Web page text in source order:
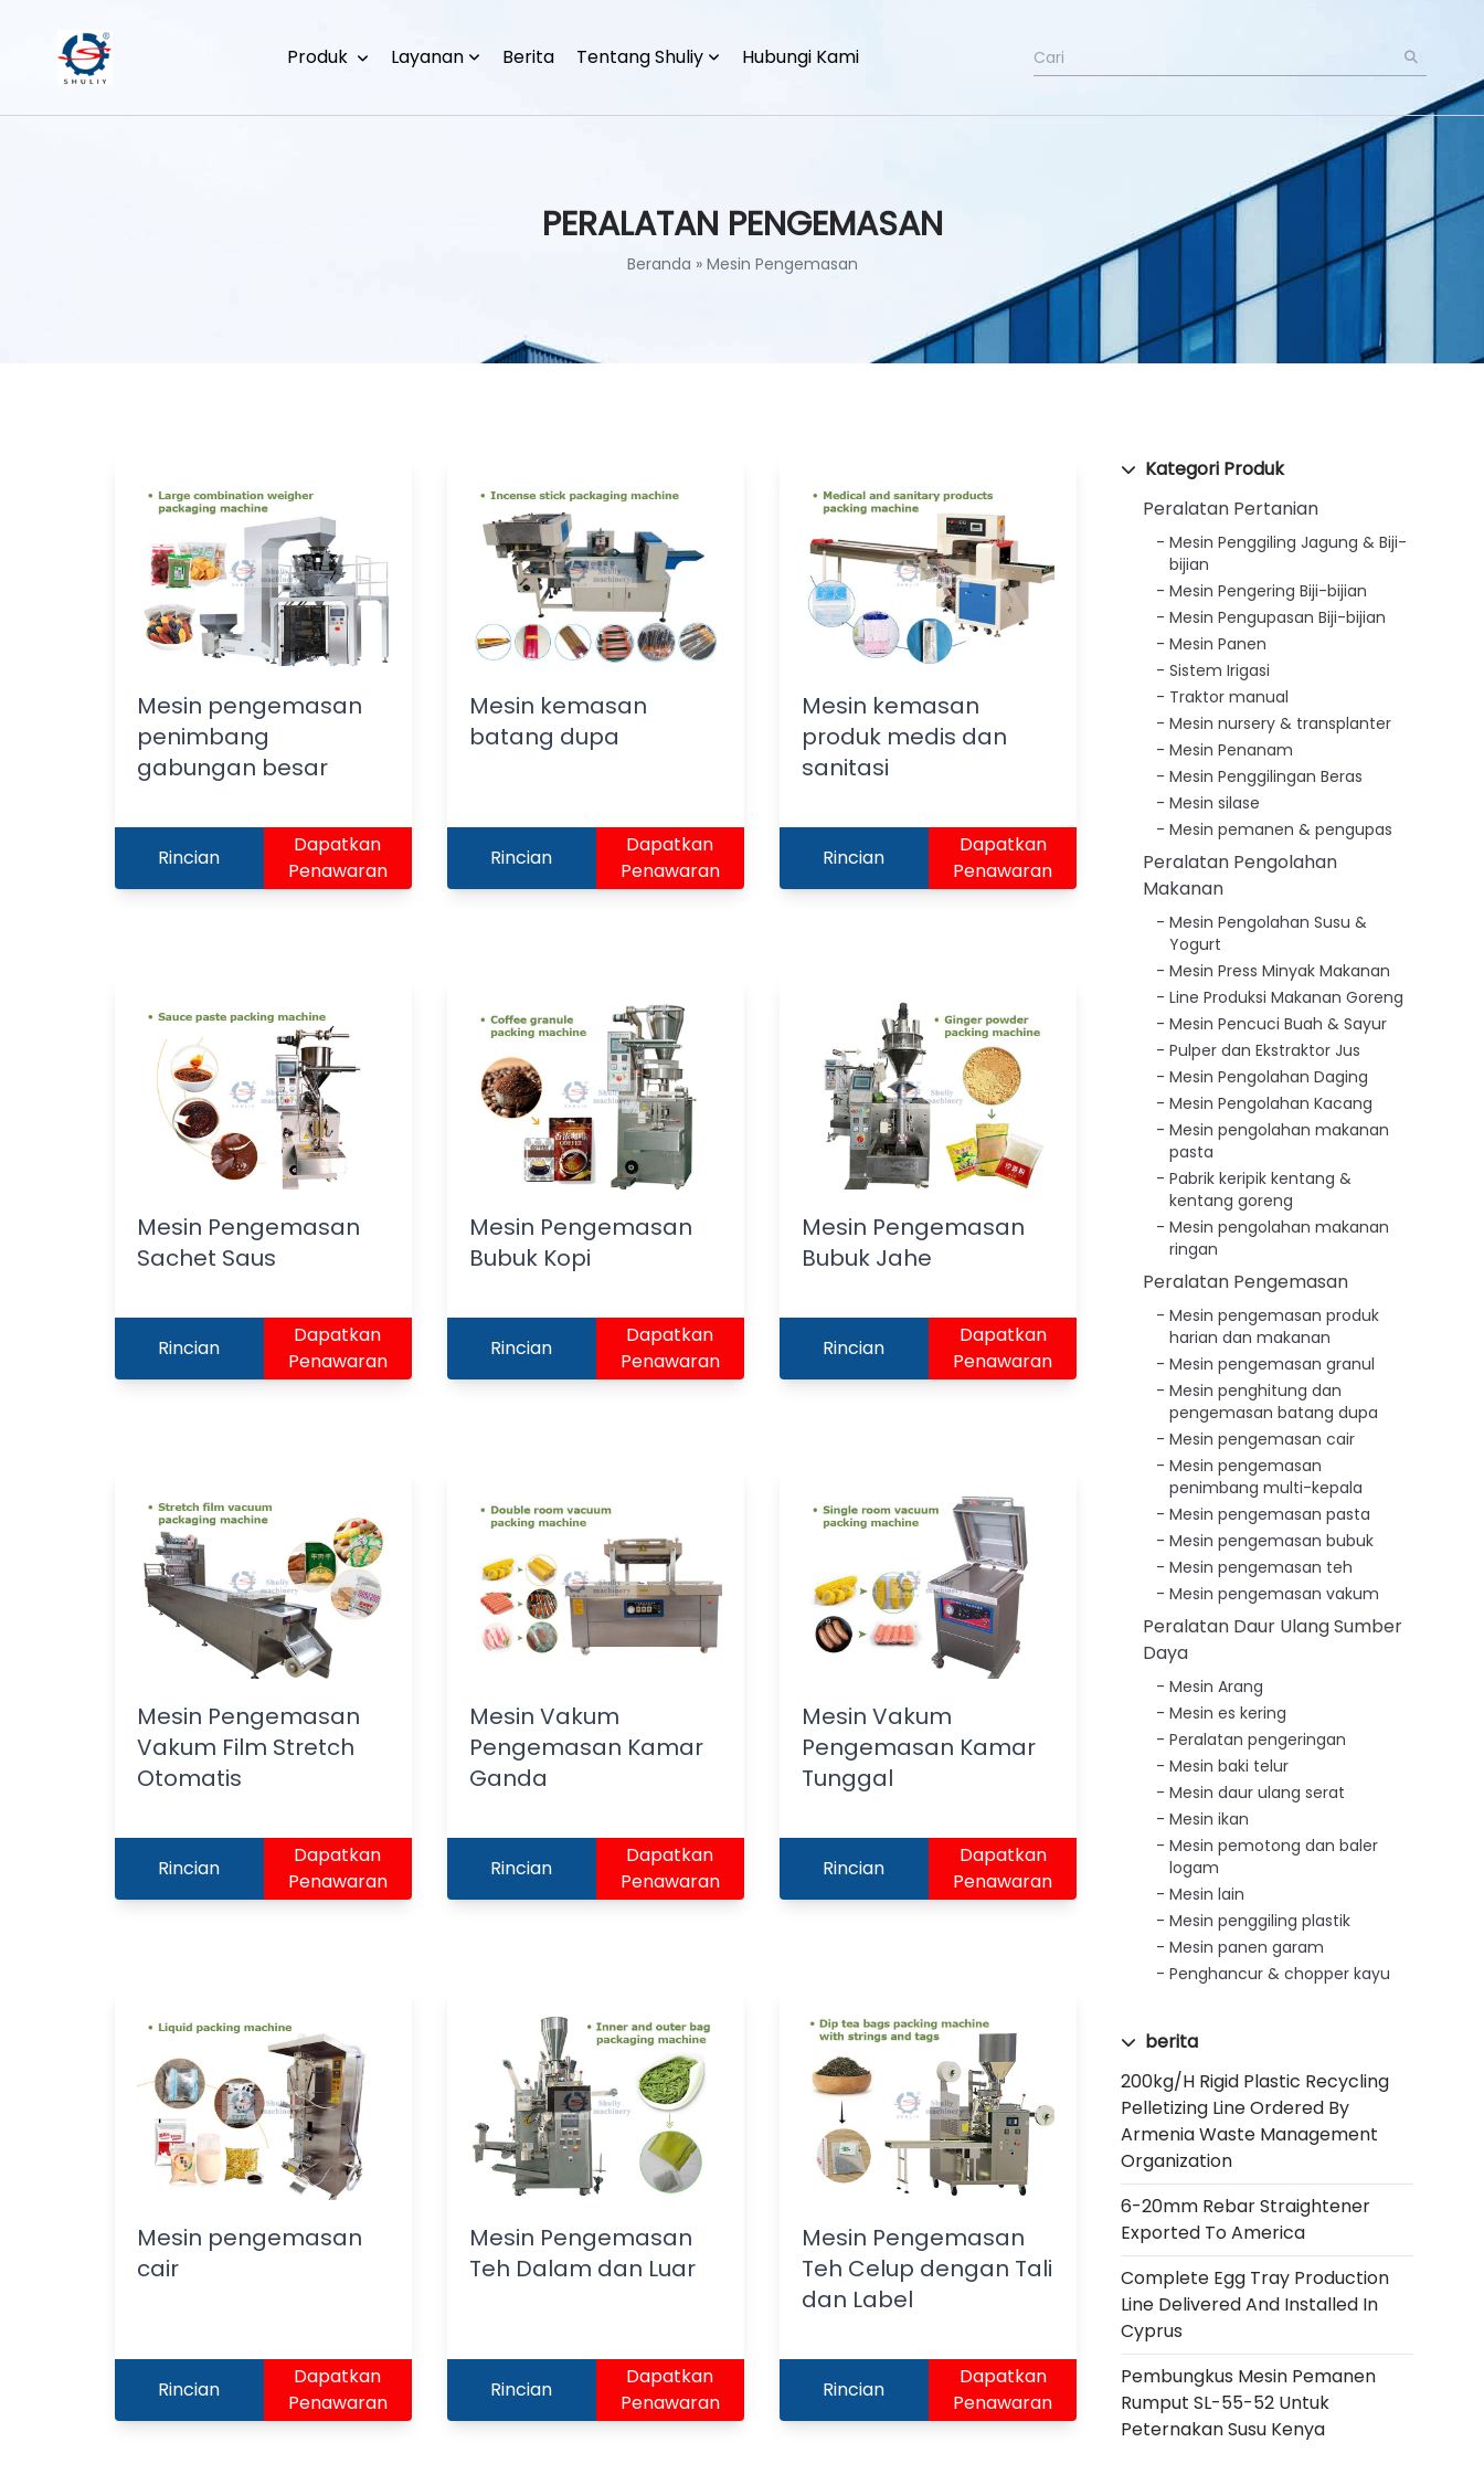
Produk Layanan Berita Tentang Shuliy Hubungi Kami
PERALATAN PENGEMASAN
Beranda » Mesin Pengemasan
Kategori Produk
Peralatan Pertanian
Mesin Penggiling Jagung & Biji-
bijian
Mesin Pengering Biji-bijian
Mesin Pengupasan Biji-bijian
Mesin Panen
Sistem Irigasi
Traktor manual
Mesin nursery & transplanter
Mesin Penanam
Mesin Penggilingan Beras
Mesin silase
Mesin pemanen & pengupas
Peralatan Pengolahan
Makanan
Mesin Pengolahan Susu &
Yogurt
Mesin Press Minyak Makanan
Line Produksi Makanan Goreng
Mesin Pencuci Buah & Sayur
Pulper dan Ekstraktor Jus
Mesin Pengolahan Daging
Mesin Pengolahan Kacang
Mesin pengolahan makanan
pasta
Pabrik keripik kentang &
kentang goreng
Mesin pengolahan makanan
ringan
Peralatan Pengemasan
Mesin pengemasan produk
harian dan makanan
Mesin pengemasan granul
Mesin penghitung dan
pengemasan batang dupa
Mesin pengemasan cair
Mesin pengemasan
penimbang multi-kepala
Mesin pengemasan pasta
Mesin pengemasan bubuk
Mesin pengemasan teh
Mesin pengemasan vakum
Peralatan Daur Ulang Sumber
Daya
Mesin Arang
Mesin es kering
Peralatan pengeringan
Mesin baki telur
Mesin daur ulang serat
Mesin ikan
Mesin pemotong dan baler
logam
Mesin lain
Mesin penggiling plastik
Mesin panen garam
Penghancur & chopper kayu
berita
200kg/h Rigid Plastic Recycling
Pelletizing Line Ordered By
Armenia Waste Management
Organization
6-20mm Rebar Straightener
Exported To America
Complete Egg Tray Production
Line Delivered And Installed In
Cyprus
Pembungkus Mesin Pemanen
Rumput SL-55-52 Untuk
Peternakan Susu Kenya
Mesin pengemasan
penimbang
gabungan besar
Rincian
Dapatkan
Penawaran
Mesin kemasan
batang dupa
Rincian
Dapatkan
Penawaran
Mesin kemasan
produk medis dan
sanitasi
Rincian
Dapatkan
Penawaran
Mesin Pengemasan
Sachet Saus
Rincian
Dapatkan
Penawaran
Mesin Pengemasan
Bubuk Kopi
Rincian
Dapatkan
Penawaran
Mesin Pengemasan
Bubuk Jahe
Rincian
Dapatkan
Penawaran
Mesin Pengemasan
Vakum Film Stretch
Otomatis
Rincian
Dapatkan
Penawaran
Mesin Vakum
Pengemasan Kamar
Ganda
Rincian
Dapatkan
Penawaran
Mesin Vakum
Pengemasan Kamar
Tunggal
Rincian
Dapatkan
Penawaran
Mesin pengemasan
cair
Rincian
Dapatkan
Penawaran
Mesin Pengemasan
Teh Dalam dan Luar
Rincian
Dapatkan
Penawaran
Mesin Pengemasan
Teh Celup dengan Tali
dan Label
Rincian
Dapatkan
Penawaran